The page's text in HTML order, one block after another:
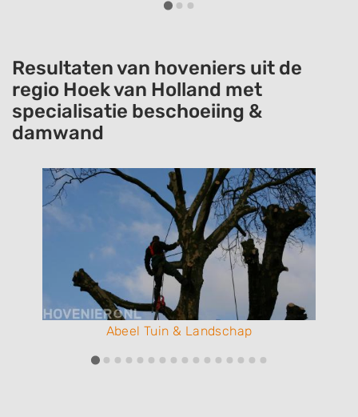
Resultaten van hoveniers uit de
regio Hoek van Holland met
specialisatie beschoeiing &
damwand
Abeel Tuin & Landschap